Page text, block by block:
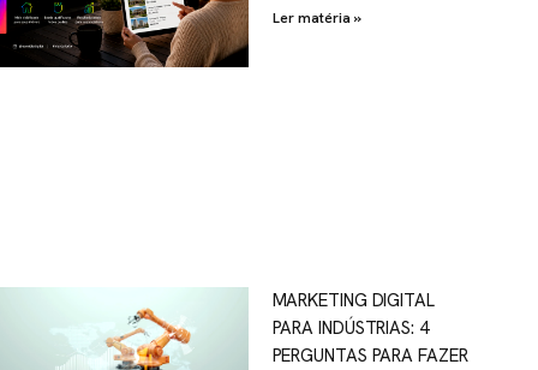
Ler matéria »
MARKETING DIGITAL
PARA INDÚSTRIAS: 4
PERGUNTAS PARA FAZER